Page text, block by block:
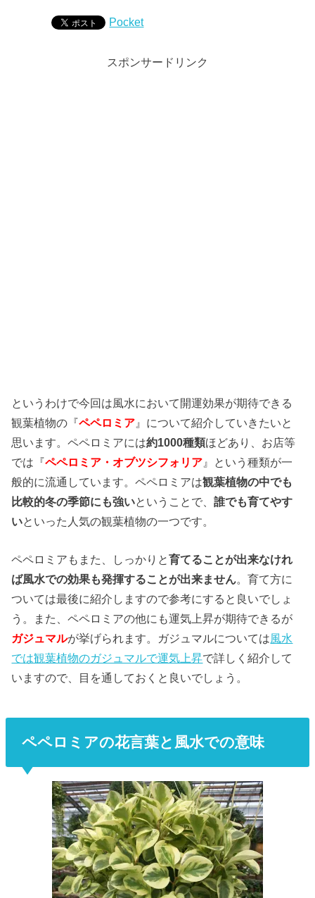
Pocket
スポンサードリンク
というわけで今回は風水において開運効果が期待できる
観葉植物の『ペペロミア 』について紹介していきたいと
思います。ペペロミアには約1000種類ほどあり、お店等
では『ペペロミア・オブツシフォリア 』という種類が一
般的に流通しています。ペペロミアは観葉植物の中でも
比較的冬の季節にも強いということで、誰でも育てやす
いといった人気の観葉植物の一つです。
ペペロミアもまた、しっかりと育てることが出来なけれ
ば風水での効果も発揮することが出来ません。育て方に
ついては最後に紹介しますので参考にすると良いでしょ
う。また、ペペロミアの他にも運気上昇が期待できるが
ガジュマルが挙げられます。ガジュマルについては風水
では観葉植物のガジュマルで運気上昇で詳しく紹介して
いますので、目を通しておくと良いでしょう。
ペペロミアの花言葉と風水での意味